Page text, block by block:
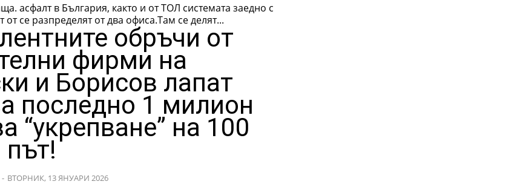
асфалт в България, както и от ТОЛ системата заедно с
се разпределят от два офиса.Там се делят...
обръчи от
фирми на
и Борисов лапат
последно 1 милион
“укрепване” на 100
- ВТОРНИК, 13 ЯНУАРИ 2026